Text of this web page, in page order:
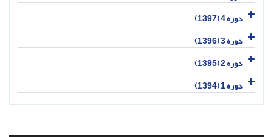
دوره 4 (1397)
دوره 3 (1396)
دوره 2 (1395)
دوره 1 (1394)